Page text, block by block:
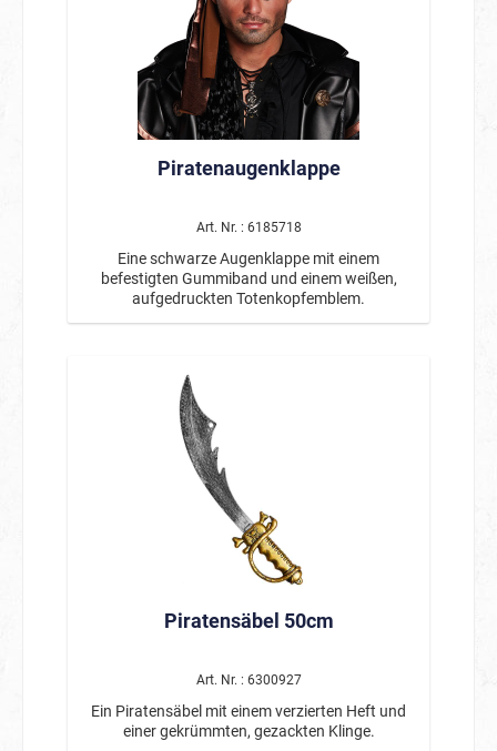
Piratenaugenklappe
Art. Nr. : 6185718
Eine schwarze Augenklappe mit einem
befestigten Gummiband und einem weißen,
aufgedruckten Totenkopfemblem.
Piratensäbel 50cm
Art. Nr. : 6300927
Ein Piratensäbel mit einem verzierten Heft und
einer gekrümmten, gezackten Klinge.